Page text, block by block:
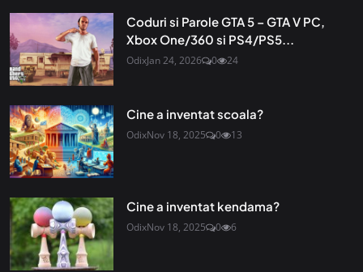
Coduri si Parole GTA 5 – GTA V PC,
Xbox One/360 si PS4/PS5...
OdixJan 24, 2026 0 24
Cine a inventat scoala?
OdixNov 18, 2025 0 13
Cine a inventat kendama?
OdixNov 18, 2025 0 6